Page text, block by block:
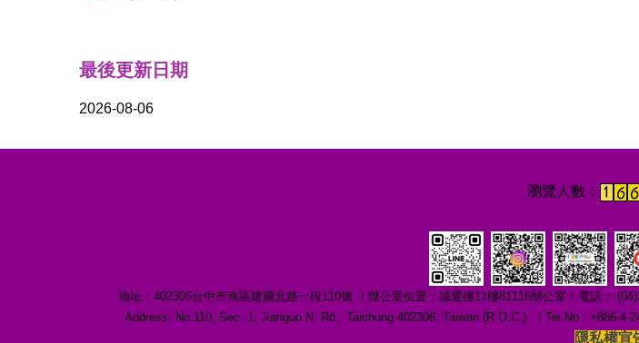
最後更新日期
2026-08-06
地址：402306台中市南區建國北路一段110號 ｜辦公室位置：誠愛樓11樓81116辦公室｜電話：
Address: No.110, Sec. 1, Jianguo N. Rd., Taichung 402306, Taiwan (R.O.C.) ｜Tel No.: +886-
隱私權宣